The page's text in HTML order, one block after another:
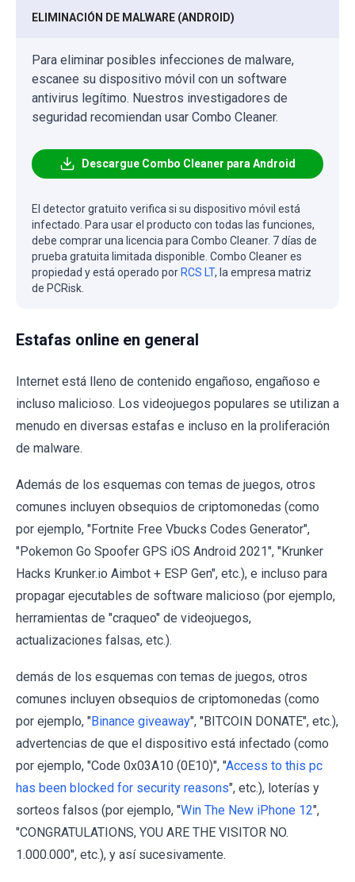
ELIMINACIÓN DE MALWARE (ANDROID)
Para eliminar posibles infecciones de malware,
escanee su dispositivo móvil con un software
antivirus legítimo. Nuestros investigadores de
seguridad recomiendan usar Combo Cleaner.
Descargue Combo Cleaner para Android
El detector gratuito verifica si su dispositivo móvil está
infectado. Para usar el producto con todas las funciones,
debe comprar una licencia para Combo Cleaner. 7 días de
prueba gratuita limitada disponible. Combo Cleaner es
propiedad y está operado por RCS LT, la empresa matriz
de PCRisk.
Estafas online en general
Internet está lleno de contenido engañoso, engañoso e
incluso malicioso. Los videojuegos populares se utilizan a
menudo en diversas estafas e incluso en la proliferación
de malware.
Además de los esquemas con temas de juegos, otros
comunes incluyen obsequios de criptomonedas (como
por ejemplo, "Fortnite Free Vbucks Codes Generator",
"Pokemon Go Spoofer GPS iOS Android 2021", "Krunker
Hacks Krunker.io Aimbot + ESP Gen", etc.), e incluso para
propagar ejecutables de software malicioso (por ejemplo,
herramientas de "craqueo" de videojuegos,
actualizaciones falsas, etc.).
demás de los esquemas con temas de juegos, otros
comunes incluyen obsequios de criptomonedas (como
por ejemplo, "Binance giveaway", "BITCOIN DONATE", etc.),
advertencias de que el dispositivo está infectado (como
por ejemplo, "Code 0x03A10 (0E10)", "Access to this pc
has been blocked for security reasons", etc.), loterías y
sorteos falsos (por ejemplo, "Win The New iPhone 12",
"CONGRATULATIONS, YOU ARE THE VISITOR NO.
1.000.000", etc.), y así sucesivamente.